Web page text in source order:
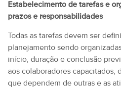
Estabelecimento de tarefas e
prazos e responsabilidades
Todas as tarefas devem ser
planejamento sendo
início, duração e conclusão
aos colaboradores capacitados,
que dependem de outras e as